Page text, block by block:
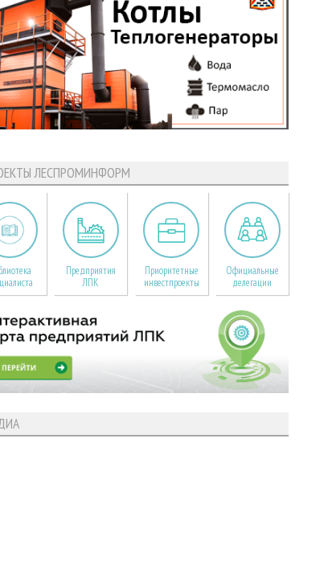
ЛЕСПРОМИНФОРМ
Предприятия
ЛПК
Приоритетные
инвестпроекты
Официальные
делегации